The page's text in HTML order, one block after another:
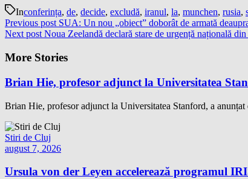
Inconferința, de, decide, excludă, iranul, la, munchen, rusia,
Previous post SUA: Un nou „obiect” doborât de armată
Next post Noua Zeelandă declară stare de urgență națională
More Stories
Brian Hie, profesor adjunct la Universitatea
Brian Hie, profesor adjunct la Universitatea Stanford, a
Stiri de Cluj
august 7, 2026
Ursula von der Leyen accelerează programul